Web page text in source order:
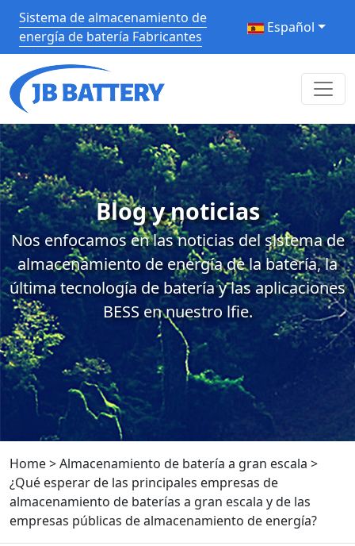
Sistema de almacenamiento de
energía de batería Fabricantes
Español
Blog y noticias
Nos enfocamos en las noticias del sistema de
almacenamiento de energía de la batería, la
última tecnología de batería y las aplicaciones
BESS en nuestro lfie.
Home>Almacenamiento de batería a gran escala >
¿Qué esperar de las principales empresas de
almacenamiento de baterías a gran escala y de las
empresas públicas de almacenamiento de energía?